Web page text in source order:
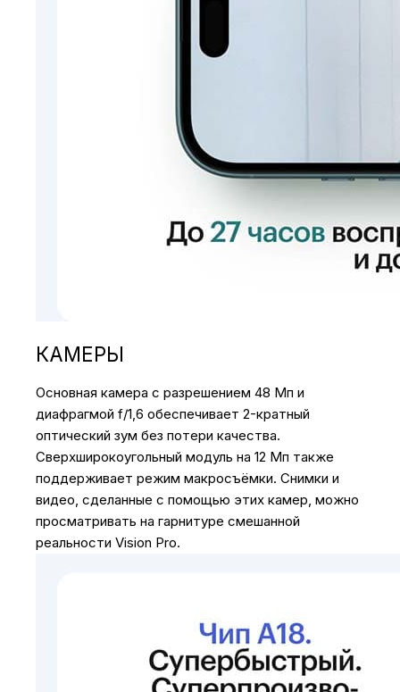
КАМЕРЫ
Основная камера с разрешением 48 Мп и
диафрагмой f/1,6 обеспечивает 2-кратный
оптический зум без потери качества.
Сверхширокоугольный модуль на 12 Мп также
поддерживает режим макросъёмки. Снимки и
видео, сделанные с помощью этих камер, можно
просматривать на гарнитуре смешанной
реальности Vision Pro.